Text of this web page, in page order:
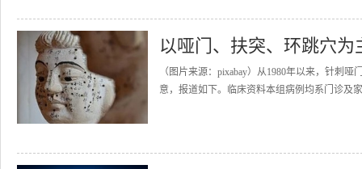
以哑门、扶突、环跳穴
（图片来源：pixabay）从1980年以来，针刺
意，报道如下。临床资料本组病例均系门诊及